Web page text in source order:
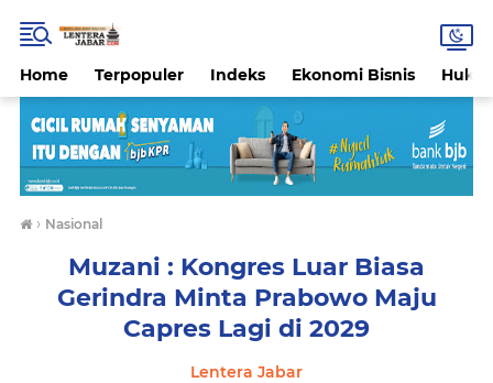
Home Terpopuler Indeks Ekonomi Bisnis
› Nasional
Muzani : Kongres Luar Biasa
Gerindra Minta Prabowo Maju
Capres Lagi di 2029
Lentera Jabar